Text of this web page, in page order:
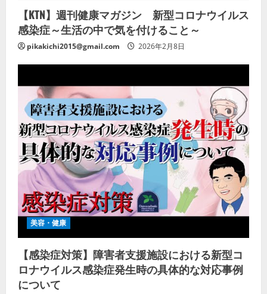
【KTN】週刊健康マガジン 新型コロナウイルス
感染症～生活の中で気を付けること～
pikakichi2015@gmail.com 2026年2月8日
美容・健康
【感染症対策】障害者支援施設における新型コ
ロナウイルス感染症発生時の具体的な対応事例
について